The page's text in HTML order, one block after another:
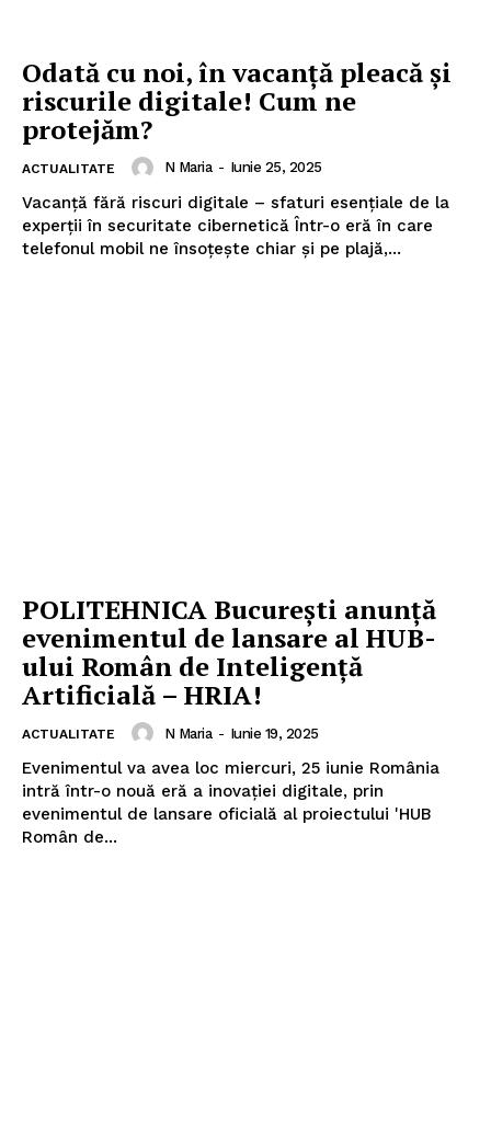
Odată cu noi, în vacanță pleacă și
riscurile digitale! Cum ne
protejăm?
ACTUALITATE N Maria - Iunie 25, 2025
Vacanță fără riscuri digitale – sfaturi esențiale de la
experții în securitate cibernetică Într-o eră în care
telefonul mobil ne însoțește chiar și pe plajă,...
POLITEHNICA București anunță
evenimentul de lansare al HUB-
ului Român de Inteligență
Artificială – HRIA!
ACTUALITATE N Maria - Iunie 19, 2025
Evenimentul va avea loc miercuri, 25 iunie România
intră într-o nouă eră a inovației digitale, prin
evenimentul de lansare oficială al proiectului 'HUB
Român de...